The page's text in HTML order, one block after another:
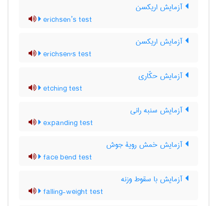
آزمایش اریکسن
erichsen’s test
آزمایش اریکسن
erichsen's test
آزمایش حکّاری
etching test
آزمایش سنبه رانی
expanding test
آزمایش خمش رویۀ جوش
face bend test
آزمایش با سقوط وزنه
falling-weight test